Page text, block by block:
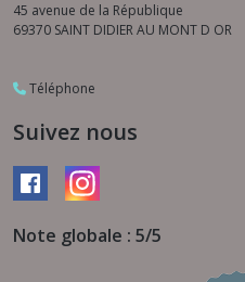
45 avenue de la République
69370 SAINT DIDIER AU MONT D OR
Téléphone
Suivez nous
Note globale : 5/5